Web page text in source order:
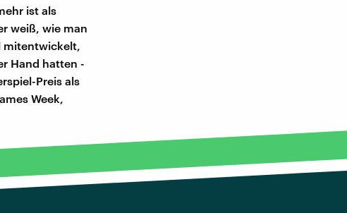
ist als
weiß, wie man
mitentwickelt,
Hand hatten -
Preis als
Week,